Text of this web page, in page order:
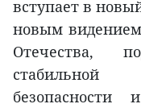
вступает в
новым
Отечества,
безопасности